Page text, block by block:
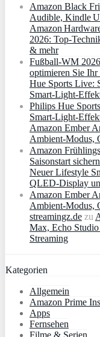
Amazon Black
Audible, Kindle
Amazon
2026: Top-
& mehr
Fußball-WM
optimieren Sie Ihr
Hue Sports Live:
Philips Hue
Amazon Ember
Ambient‑Modus,
Amazon
Saisonstart
Neuer Lifestyle
QLED‑Display
Amazon Ember
Ambient‑Modus,
streamingz.de zu
Max, Echo
Streaming
Kategorien
Allgemein
Amazon Prime
Apps
Fernsehen
Filme & Serien